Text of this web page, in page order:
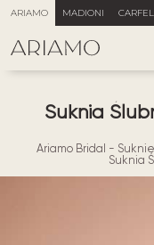
ARIAMO MADIONI
Suknia
Ariamo Bridal -
Suknia